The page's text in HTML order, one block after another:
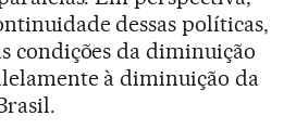
dessas políticas,
condições da diminuição
à diminuição da